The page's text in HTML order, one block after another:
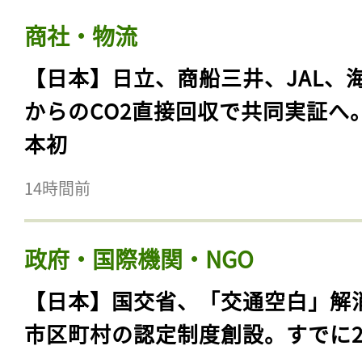
商社・物流
【日本】日立、商船三井、JAL、
からのCO2直接回収で共同実証へ
本初
14時間前
政府・国際機関・NGO
【日本】国交省、「交通空白」解
市区町村の認定制度創設。すでに